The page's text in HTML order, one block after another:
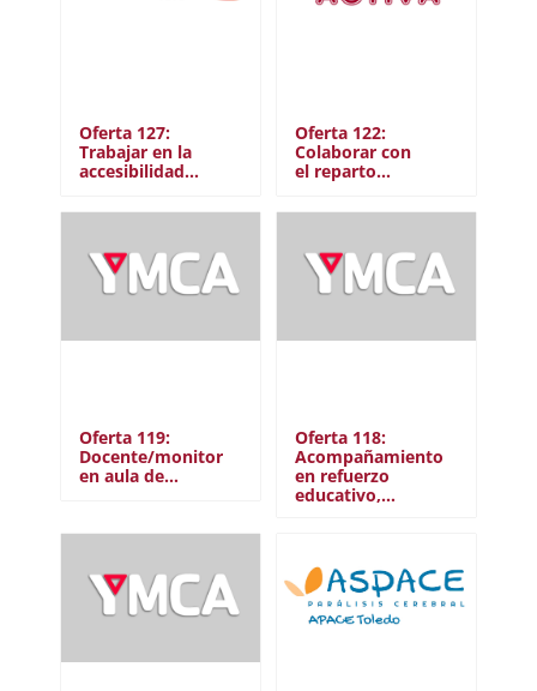
Oferta 127:
Trabajar en la
accesibilidad…
Oferta 122:
Colaborar con
el reparto…
Oferta 119:
Docente/monitor
en aula de…
Oferta 118:
Acompañamiento
en refuerzo
educativo,…